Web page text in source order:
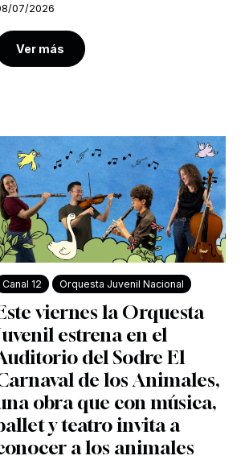
07/2026
Ver más
Canal 12 Orquesta Juvenil Nacional
viernes la Orquesta
estrena en el
del Sodre El
de los Animales,
obra que con música,
y teatro invita a
a los animales